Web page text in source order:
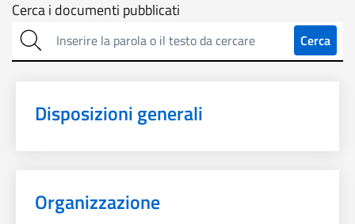
Cerca
sulla
Cerca i documenti pubblicati
Cerca
Disposizioni generali
Organizzazione